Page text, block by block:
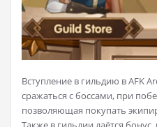
Вступление в гильдию в AFK
сражаться с боссами, при
позволяющая покупать